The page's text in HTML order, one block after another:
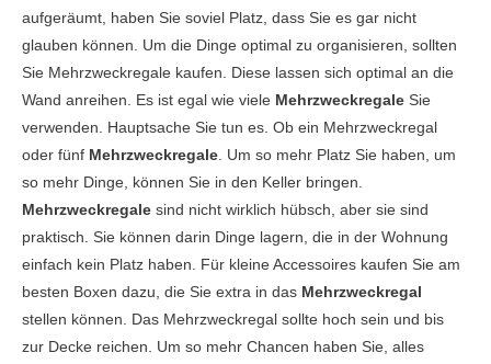
aufgeräumt, haben Sie soviel Platz, dass Sie es gar nicht
glauben können. Um die Dinge optimal zu organisieren, sollten
Sie Mehrzweckregale kaufen. Diese lassen sich optimal an die
Wand anreihen. Es ist egal wie viele Mehrzweckregale Sie
verwenden. Hauptsache Sie tun es. Ob ein Mehrzweckregal
oder fünf Mehrzweckregale . Um so mehr Platz Sie haben, um
so mehr Dinge, können Sie in den Keller bringen.
Mehrzweckregale sind nicht wirklich hübsch, aber sie sind
praktisch. Sie können darin Dinge lagern, die in der Wohnung
einfach kein Platz haben. Für kleine Accessoires kaufen Sie am
besten Boxen dazu, die Sie extra in das Mehrzweckregal
stellen können. Das Mehrzweckregal sollte hoch sein und bis
zur Decke reichen. Um so mehr Chancen haben Sie, alles